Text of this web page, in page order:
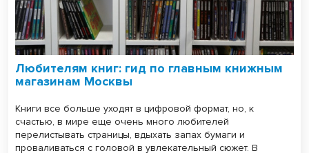
Любителям книг: гид по главным книжным
магазинам Москвы
Книги все больше уходят в цифровой формат, но, к
счастью, в мире еще очень много любителей
перелистывать страницы, вдыхать запах бумаги и
проваливаться с головой в увлекательный сюжет. В